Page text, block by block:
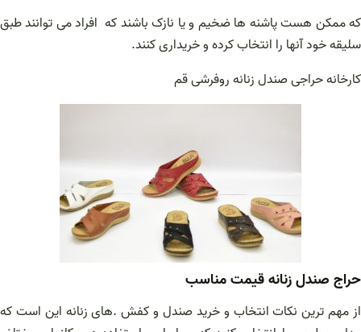
که ممکن هست پاشنه ها ضخیم و یا نازک باشند که افراد می توانند طبق
سلیقه خود آنها را انتخاب کرده و خریداری کنند.
کارخانه حراجی صندل زنانه روفرشی قم
حراج صندل زنانه قیمت مناسب
از مهم ترین نکات انتخاب و خرید صندل و کفش .های زنانه این است که